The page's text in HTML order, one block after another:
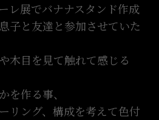
レ展でバナナスタンド作成
子と友達と参加させていた
木目を見て触れて感じる
を作る事、
リング、構成を考えて色付